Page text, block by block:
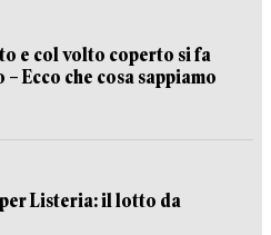
e col volto coperto si fa
Ecco che cosa sappiamo
Listeria: il lotto da